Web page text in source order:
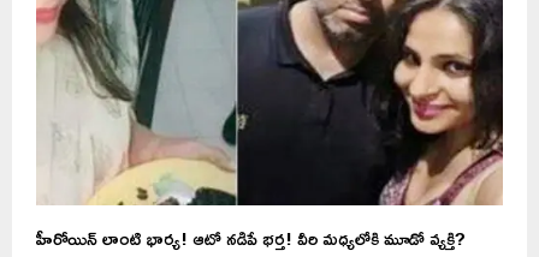
హీరోయిన్ లాంటి భార్య! ఆటో నడిపే భర్త! వీరి మధ్యలోకి మూడో వ్యక్తి?